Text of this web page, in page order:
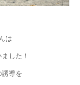
は
した！
導を